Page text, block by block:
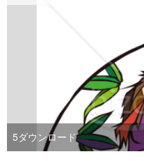
5ダウンロード